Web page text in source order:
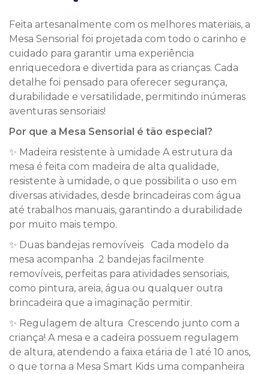
Feita artesanalmente com os melhores materiais, a
Mesa Sensorial foi projetada com todo o carinho e
cuidado para garantir uma experiência
enriquecedora e divertida para as crianças. Cada
detalhe foi pensado para oferecer segurança,
durabilidade e versatilidade, permitindo inúmeras
aventuras sensoriais!
Por que a Mesa Sensorial é tão especial?
✨ Madeira resistente à umidade A estrutura da
mesa é feita com madeira de alta qualidade,
resistente à umidade, o que possibilita o uso em
diversas atividades, desde brincadeiras com água
até trabalhos manuais, garantindo a durabilidade
por muito mais tempo.
✨ Duas bandejas removíveis Cada modelo da
mesa acompanha 2 bandejas facilmente
removíveis, perfeitas para atividades sensoriais,
como pintura, areia, água ou qualquer outra
brincadeira que a imaginação permitir.
✨ Regulagem de altura Crescendo junto com a
criança! A mesa e a cadeira possuem regulagem
de altura, atendendo a faixa etária de 1 até 10 anos,
o que torna a Mesa Smart Kids uma companheira